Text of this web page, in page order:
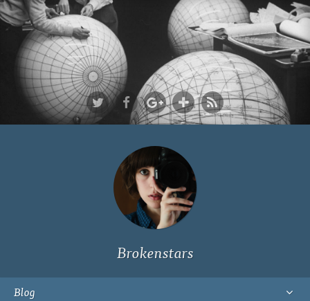
Ich bin Fyn,
23, und
wohne in
Köln
Brokenstars
Blog